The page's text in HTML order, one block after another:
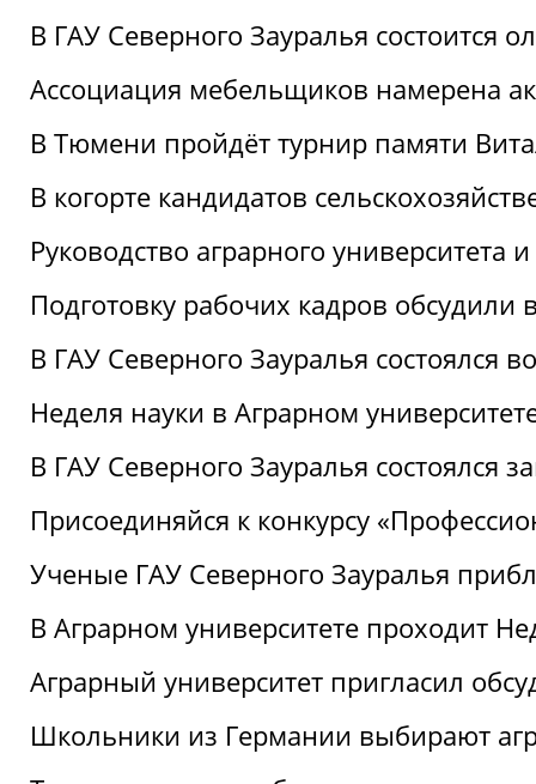
В ГАУ Северного Зауралья состоится
Ассоциация мебельщиков намерена
В Тюмени пройдёт турнир памяти
В когорте кандидатов
Руководство аграрного
Подготовку рабочих кадров
В ГАУ Северного Зауралья состоялся
Неделя науки в Аграрном
В ГАУ Северного Зауралья
Присоединяйся к конкурсу
Ученые ГАУ Северного Зауралья
В Аграрном университете проходит
Аграрный университет пригласил
Школьники из Германии выбирают